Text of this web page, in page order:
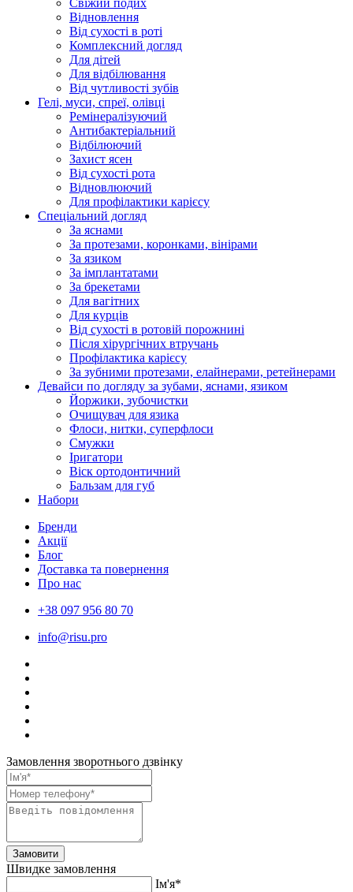
Свіжий подих
Відновлення
Від сухості в роті
Комплексний догляд
Для дітей
Для відбілювання
Від чутливості зубів
Гелі, муси, спреї, олівці
Ремінералізуючий
Антибактеріальний
Відбілюючий
Захист ясен
Від сухості рота
Відновлюючий
Для профілактики карієсу
Спеціальний догляд
За яснами
За протезами, коронками, вінірами
За язиком
За імплантатами
За брекетами
Для вагітних
Для курців
Від сухості в ротовій порожнині
Після хірургічних втручань
Профілактика карієсу
За зубними протезами, елайнерами, ретейнерами
Девайси по догляду за зубами, яснами, язиком
Йоржики, зубочистки
Очищувач для язика
Флоси, нитки, суперфлоси
Смужки
Іригатори
Віск ортодонтичний
Бальзам для губ
Набори
Бренди
Акції
Блог
Доставка та повернення
Про нас
+38 097 956 80 70
info@risu.pro
Замовлення зворотнього дзвінку
Замовити
Швидке замовлення
Ім'я*